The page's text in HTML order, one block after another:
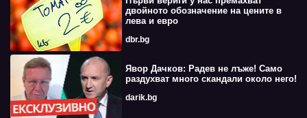
двойното обозначение на цените в
лева и евро
dbr.bg
Явор Дачков: Радев не лъже! Само
раздухват много скандали около него!
darik.bg